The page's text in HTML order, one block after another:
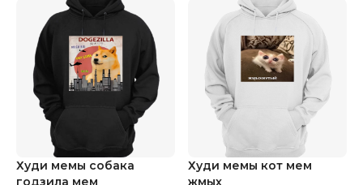
Худи мемы собака
годзила мем
Худи мемы кот мем
жмых